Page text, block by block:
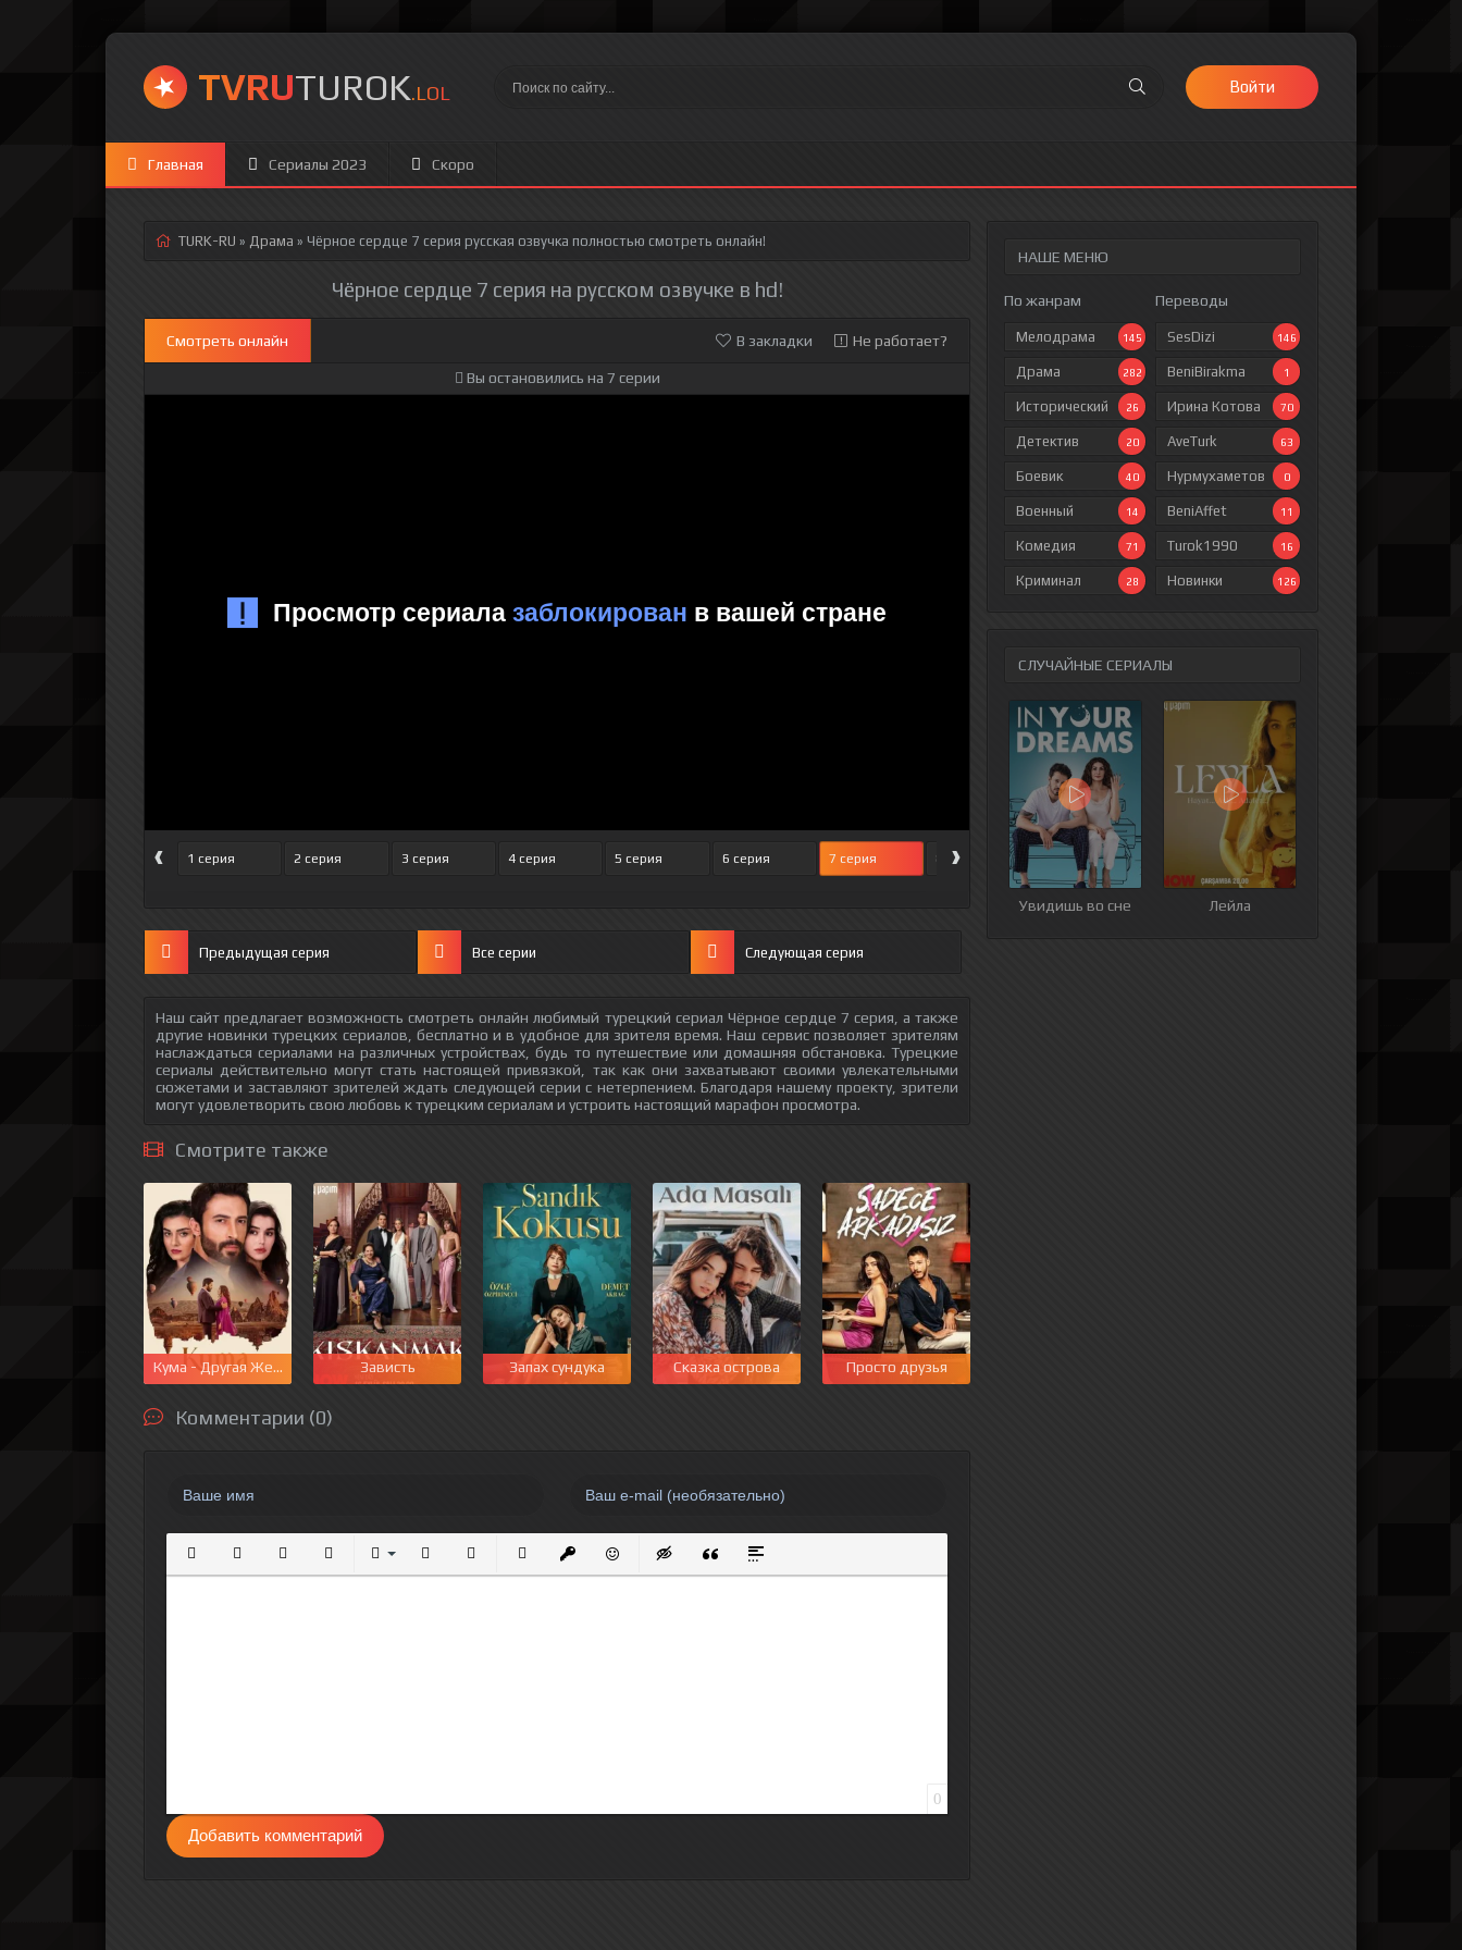
TVRUTUROK.LOL Войти
Главная Сериалы 2023 Скоро
НАШЕ МЕНЮ
По жанрам
Мелодрама 145
Драма 282
Исторический 26
Детектив 20
Боевик 40
Военный 14
Комедия 71
Криминал 28
Переводы
SesDizi 146
BeniBirakma 1
Ирина Котова 70
AveTurk 63
Нурмухаметов 0
BeniAffet 11
Turok1990 16
Новинки 126
СЛУЧАЙНЫЕ СЕРИАЛЫ
Увидишь во сне Лейла
TURK-RU » Драма » Чёрное сердце 7 серия русская озвучка полностью смотреть онлайн!
Чёрное сердце 7 серия на русском озвучке в hd!
Смотреть онлайн В закладки Не работает?
Вы остановились на 7 серии
‹ 1 серия 2 серия 3 серия 4 серия 5 серия 6 серия 7 серия 8 серия 9 серия 11 серия
›
Предыдущая серия Все серии Следующая серия
Наш сайт предлагает возможность смотреть онлайн любимый турецкий сериал Чёрное сердце 7 серия, а также
другие новинки турецких сериалов, бесплатно и в удобное для зрителя время. Наш сервис позволяет зрителям
наслаждаться сериалами на различных устройствах, будь то путешествие или домашняя обстановка. Турецкие
сериалы действительно могут стать настоящей привязкой, так как они захватывают своими увлекательными
сюжетами и заставляют зрителей ждать следующей серии с нетерпением. Благодаря нашему проекту, зрители
могут удовлетворить свою любовь к турецким сериалам и устроить настоящий марафон просмотра.
Смотрите также
Кума - Другая Жена Зависть Запах сундука Сказка острова Просто друзья
Комментарии (0)
Полужирный
КурсивПодчеркнутый
ЗачеркнутыйВыравнивание
Нумерованный список
Маркированный список
Вставить ссылку
Вставить защищенную ссылку
Вставить смайлик
Вставка скрытого текста
Вставка цитаты
Вставка спойлера
0
Добавить комментарий